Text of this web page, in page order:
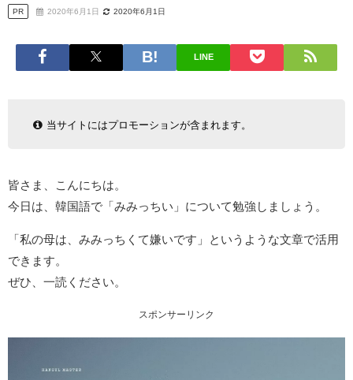
PR 2020年6月1日 2020年6月1日
LINE
当サイトにはプロモーションが含まれます。
皆さま、こんにちは。
今日は、韓国語で「みみっちい」について勉強しましょう。
「私の母は、みみっちくて嫌いです」というような文章で活用
できます。
ぜひ、一読ください。
スポンサーリンク